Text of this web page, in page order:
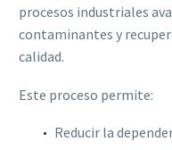
procesos industriales
contaminantes y
calidad.
Este proceso permite:
Reducir la